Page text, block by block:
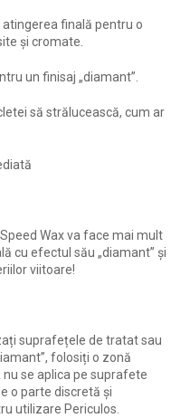
finală pentru o
și cromate.
un finisaj „diamant”.
să strălucească, cum ar
​​Wax va face mai mult
cu efectul său „diamant” și
viitoare!
suprafețele de tratat sau
folosiți o zonă
nu se aplica pe suprafete
o parte discretă și
utilizare Periculos.